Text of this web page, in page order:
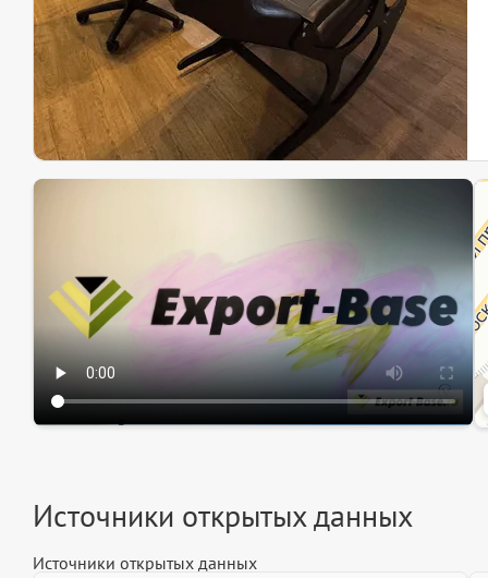
Источники открытых данных
Источники открытых данных